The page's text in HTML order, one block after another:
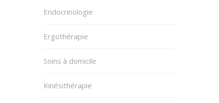
Endocrinologie
Ergothérapie
Soins à domicile
Kinésithérapie